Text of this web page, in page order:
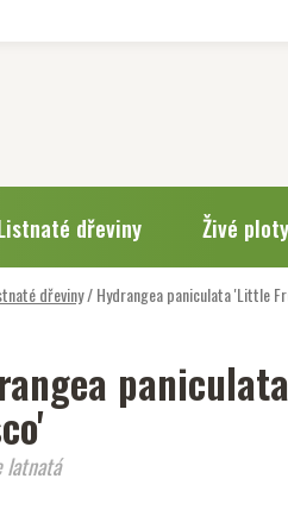
dřeviny Živé ploty
dřeviny/Hydrangea paniculata 'Little
latnatá